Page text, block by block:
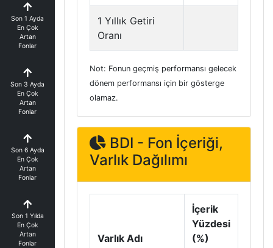
Son 1 Ayda
En Çok
Artan
Fonlar
Son 3 Ayda
En Çok
Artan
Fonlar
Son 6 Ayda
En Çok
Artan
Fonlar
Son 1 Yılda
En Çok
Artan
Fonlar
1 Yıllık Getiri
Oranı
Not: Fonun geçmiş performansı gelecek
dönem performansı için bir gösterge
olamaz.
BDI - Fon İçeriği,
Varlık Dağılımı
Varlık Adı
İçerik
Yüzdesi
(%)